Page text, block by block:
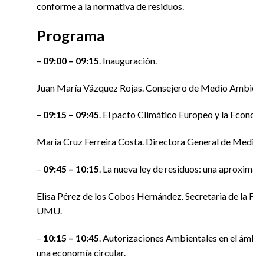
conforme a la normativa de residuos.
Programa
– 09:00 – 09:15 . Inauguración.
Juan María Vázquez Rojas. Consejero de Medio
– 09:15 – 09:45. El pacto Climático Europeo y la
María Cruz Ferreira Costa. Directora General de
– 09:45 – 10:15. La nueva ley de residuos: una
Elisa Pérez de los Cobos Hernández. Secretaria de
UMU.
– 10:15 – 10:45 . Autorizaciones Ambientales en el
una economía circular.